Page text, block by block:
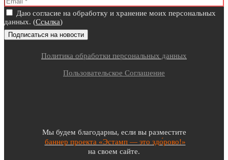
Даю согласие на обработку и хранение моих персональных
данных. (Ссылка)
Политика обработки персональных данных
Пользовательское Соглашение
Мы будем благодарны, если вы разместите
баннер проекта «Эстамп — это здо́рово!»
на своем сайте.